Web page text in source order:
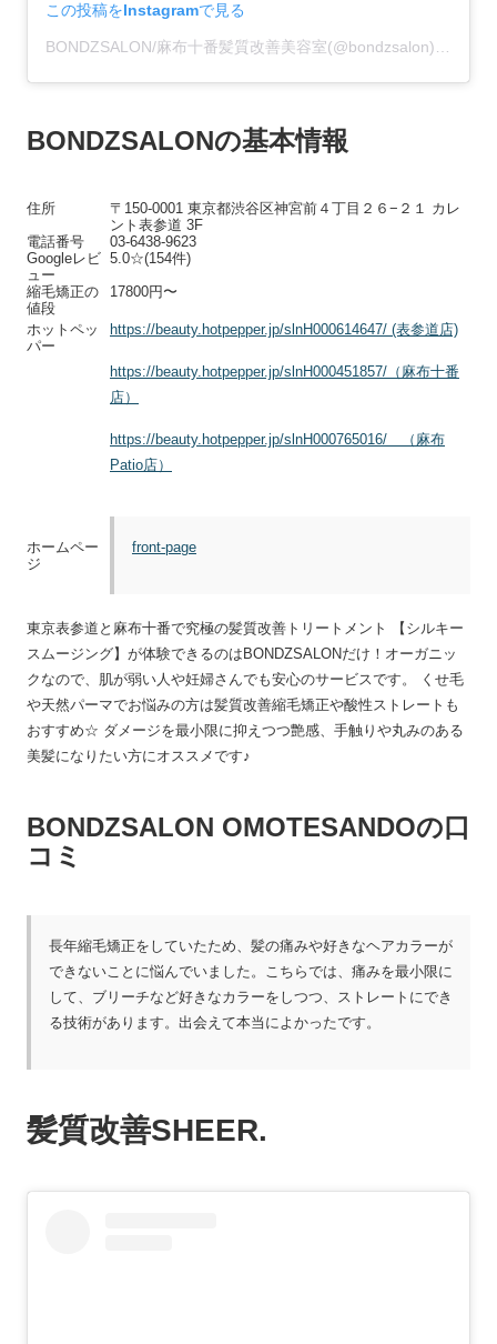
この投稿をInstagramで見る
BONDZSALONの基本情報
住所
〒150-0001 東京都渋谷区神宮前４丁目２６−２１ カレ
ント表参道 3F
電話番号
03-6438-9623
Googleレビ
ュー
5.0☆(154件)
縮毛矯正の
値段
17800円〜
ホットペッ
パー
https://beauty.hotpepper.jp/slnH000614647/ (表参道店)
https://beauty.hotpepper.jp/slnH000451857/（麻布十番
店）
https://beauty.hotpepper.jp/slnH000765016/ （麻布
Patio店）
ホームペー
ジ
front-page
東京表参道と麻布十番で究極の髪質改善トリートメント 【シルキー
スムージング】が体験できるのはBONDZSALONだけ！オーガニッ
クなので、肌が弱い人や妊婦さんでも安心のサービスです。 くせ毛
や天然パーマでお悩みの方は髪質改善縮毛矯正や酸性ストレートも
おすすめ☆ ダメージを最小限に抑えつつ艶感、手触りや丸みのある
美髪になりたい方にオススメです♪
BONDZSALON OMOTESANDOの口
コミ
長年縮毛矯正をしていたため、髪の痛みや好きなヘアカラーが
できないことに悩んでいました。こちらでは、痛みを最小限に
して、ブリーチなど好きなカラーをしつつ、ストレートにでき
る技術があります。出会えて本当によかったです。
髪質改善SHEER.